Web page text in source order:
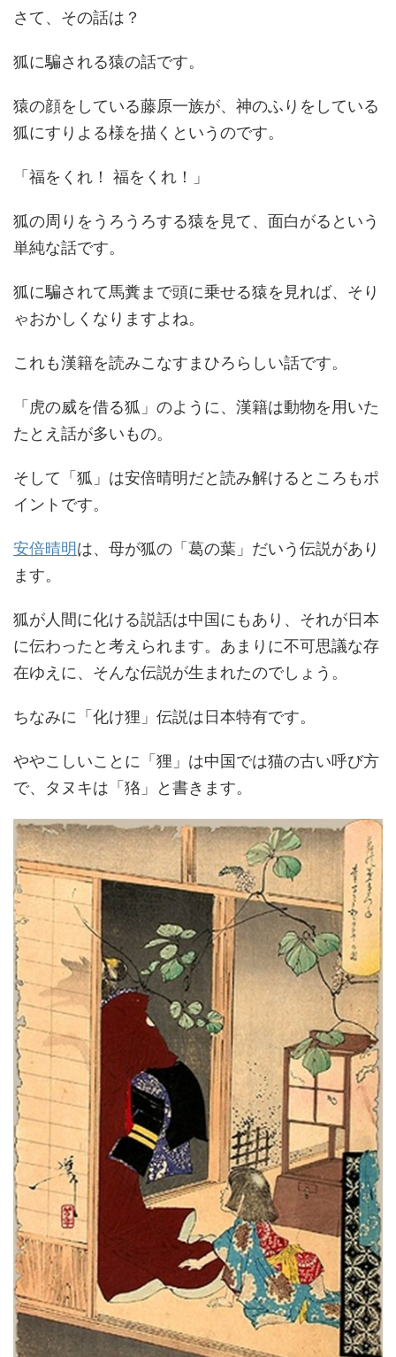
さて、その話は？
狐に騙される猿の話です。
猿の顔をしている藤原一族が、神のふりをしている
狐にすりよる様を描くというのです。
「福をくれ！ 福をくれ！」
狐の周りをうろうろする猿を見て、面白がるという
単純な話です。
狐に騙されて馬糞まで頭に乗せる猿を見れば、そり
ゃおかしくなりますよね。
これも漢籍を読みこなすまひろらしい話です。
「虎の威を借る狐」のように、漢籍は動物を用いた
たとえ話が多いもの。
そして「狐」は安倍晴明だと読み解けるところもポ
イントです。
安倍晴明は、母が狐の「葛の葉」だいう伝説があり
ます。
狐が人間に化ける説話は中国にもあり、それが日本
に伝わったと考えられます。あまりに不可思議な存
在ゆえに、そんな伝説が生まれたのでしょう。
ちなみに「化け狸」伝説は日本特有です。
ややこしいことに「狸」は中国では猫の古い呼び方
で、タヌキは「狢」と書きます。